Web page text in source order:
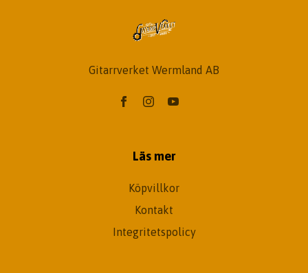
Gitarrverket Wermland AB
Läs mer
Köpvillkor
Kontakt
Integritetspolicy